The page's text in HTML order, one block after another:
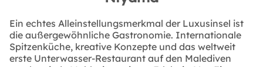
Ein echtes Alleinstellungsmerkmal der Luxusinsel ist
die außergewöhnliche Gastronomie. Internationale
Spitzenküche, kreative Konzepte und das weltweit
erste Unterwasser-Restaurant auf den Malediven